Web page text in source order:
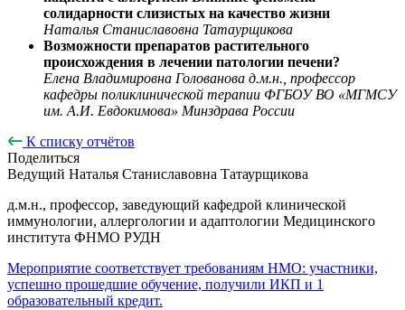
солидарности слизистых на качество жизни
Наталья Станиславовна Татаурщикова
Возможности препаратов растительного
происхождения в лечении патологии печени?
Елена Владимировна Голованова д.м.н., профессор
кафедры поликлинической терапии ФГБОУ ВО «МГМСУ
им. А.И. Евдокимова» Минздрава России
К списку отчётов
Поделиться
Ведущий Наталья Станиславовна Татаурщикова
д.м.н., профессор, заведующий кафедрой клинической
иммунологии, аллергологии и адаптологии Медицинского
института ФНМО РУДН
Мероприятие соответствует требованиям НМО: участники,
успешно прошедшие обучение, получили ИКП и 1
образовательный кредит.